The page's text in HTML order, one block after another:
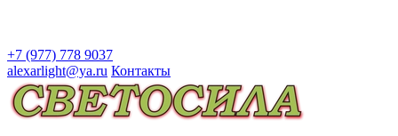
+7 (977) 778 9037
alexarlight@ya.ru Контакты